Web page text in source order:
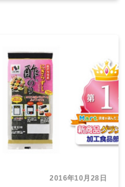
2016年10月28日